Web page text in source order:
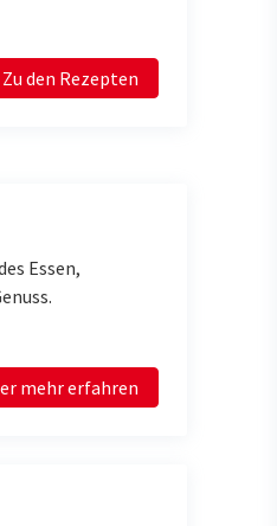
Zu den Rezepten
Essen,
mehr erfahren